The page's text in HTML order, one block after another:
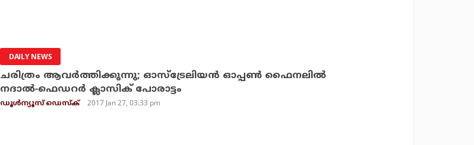
DAILY NEWS
ചരിത്രം ആവര്‍ത്തിക്കുന്നു; ഓസ്‌ട്രേലിയന്‍ ഓപ്പണ്‍ ഫൈനലില്‍
നദാല്‍-ഫെഡറര്‍ ക്ലാസിക് പോരാട്ടം
ഡൂള്‍ന്യൂസ് ഡെസ്‌ക് 2017 Jan 27, 03:33 pm